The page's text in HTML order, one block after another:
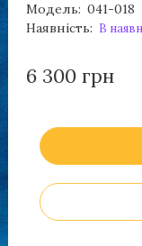
Модель: 041-018
Наявність: В
6 300 грн